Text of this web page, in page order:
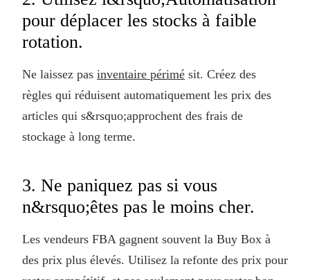
pour déplacer les stocks à faible
rotation.
Ne laissez pas inventaire périmé sit. Créez des
règles qui réduisent automatiquement les prix des
articles qui s&rsquo;approchent des frais de
stockage à long terme.
3. Ne paniquez pas si vous
n&rsquo;êtes pas le moins cher.
Les vendeurs FBA gagnent souvent la Buy Box à
des prix plus élevés. Utilisez la refonte des prix pour